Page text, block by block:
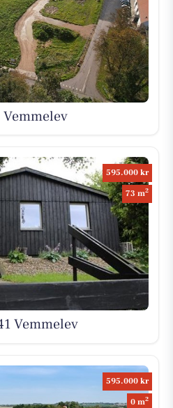
595.000 kr
73 m2
Vemmelev
595.000 kr
0 m2